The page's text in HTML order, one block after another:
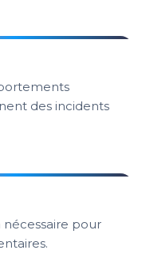
des incidents
pour